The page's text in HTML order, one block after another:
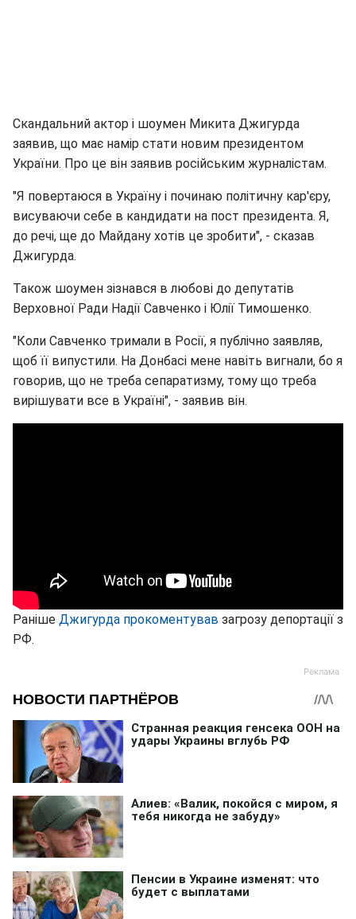
Скандальний актор і шоумен Микита Джигурда
заявив, що має намір стати новим президентом
України. Про це він заявив російським журналістам.
"Я повертаюся в Україну і починаю політичну кар'єру,
висуваючи себе в кандидати на пост президента. Я,
до речі, ще до Майдану хотів це зробити", - сказав
Джигурда.
Також шоумен зізнався в любові до депутатів
Верховної Ради Надії Савченко і Юлії Тимошенко.
"Коли Савченко тримали в Росії, я публічно заявляв,
щоб її випустили. На Донбасі мене навіть вигнали, бо я
говорив, що не треба сепаратизму, тому що треба
вирішувати все в Україні", - заявив він.
Раніше Джигурда прокоментував загрозу депортації з
РФ.